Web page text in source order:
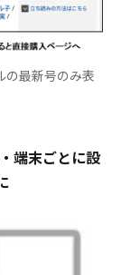
最新号のみ表
端末ごとに設